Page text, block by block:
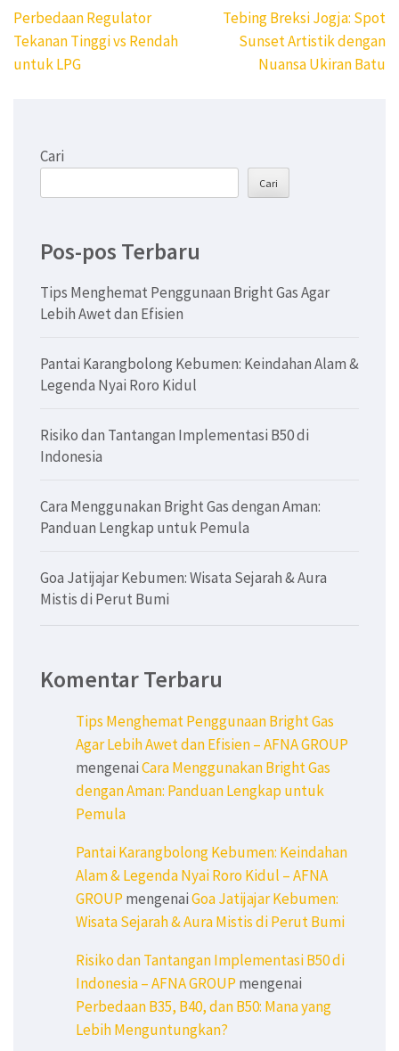
Navigasi
pos
Perbedaan Regulator
Tekanan Tinggi vs Rendah
untuk LPG
Tebing Breksi Jogja: Spot
Sunset Artistik dengan
Nuansa Ukiran Batu
Cari
Cari
Pos-pos Terbaru
Tips Menghemat Penggunaan Bright Gas Agar
Lebih Awet dan Efisien
Pantai Karangbolong Kebumen: Keindahan Alam &
Legenda Nyai Roro Kidul
Risiko dan Tantangan Implementasi B50 di
Indonesia
Cara Menggunakan Bright Gas dengan Aman:
Panduan Lengkap untuk Pemula
Goa Jatijajar Kebumen: Wisata Sejarah & Aura
Mistis di Perut Bumi
Komentar Terbaru
Tips Menghemat Penggunaan Bright Gas
Agar Lebih Awet dan Efisien – AFNA GROUP
mengenaiCara Menggunakan Bright Gas
dengan Aman: Panduan Lengkap untuk
Pemula
Pantai Karangbolong Kebumen: Keindahan
Alam & Legenda Nyai Roro Kidul – AFNA
GROUPmengenaiGoa Jatijajar Kebumen:
Wisata Sejarah & Aura Mistis di Perut Bumi
Risiko dan Tantangan Implementasi B50 di
Indonesia – AFNA GROUPmengenai
Perbedaan B35, B40, dan B50: Mana yang
Lebih Menguntungkan?